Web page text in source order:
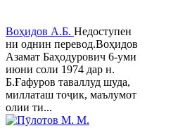
Воҳидов А.Б. Недоступен
ни однин перевод.Воҳидов
Азамат Баҳодурович 6-уми
июни соли 1974 дар н.
Б.Ғафуров таваллуд шуда,
миллаташ тоҷик, маълумот
олии ти...